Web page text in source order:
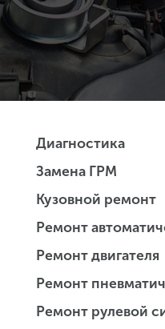
Диагностика
Замена ГРМ
Кузовной ремонт
Ремонт
Ремонт двигателя
Ремонт
Ремонт рулевой